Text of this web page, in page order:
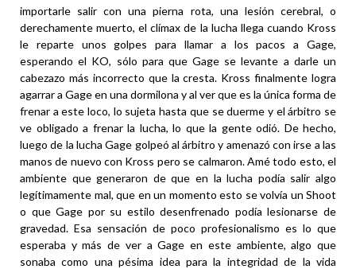
importarle salir con una pierna rota, una lesión cerebral, o
derechamente muerto, el clímax de la lucha llega cuando Kross
le reparte unos golpes para llamar a los pacos a Gage,
esperando el KO, sólo para que Gage se levante a darle un
cabezazo más incorrecto que la cresta. Kross finalmente logra
agarrar a Gage en una dormilona y al ver que es la única forma de
frenar a este loco, lo sujeta hasta que se duerme y el árbitro se
ve obligado a frenar la lucha, lo que la gente odió. De hecho,
luego de la lucha Gage golpeó al árbitro y amenazó con irse a las
manos de nuevo con Kross pero se calmaron. Amé todo esto, el
ambiente que generaron de que en la lucha podía salir algo
legítimamente mal, que en un momento esto se volvía un Shoot
o que Gage por su estilo desenfrenado podía lesionarse de
gravedad. Esa sensación de poco profesionalismo es lo que
esperaba y más de ver a Gage en este ambiente, algo que
sonaba como una pésima idea para la integridad de la vida